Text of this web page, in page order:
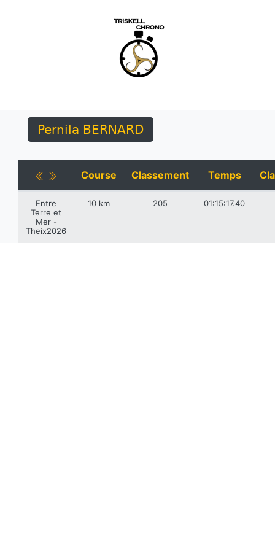
Pernila BERNARD
Course Classement Temps
Entre
Terre et
Mer -
Theix2026
10 km 205 01:15:17.40